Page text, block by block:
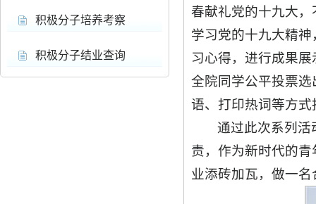
积极分子培养考察
积极分子结业查询
春献礼党的十九大
学习党的十九大精
习心得，进行成果
全院同学公平投票
语、打印热词等方
通过此次系列活
责，作为新时代的
业添砖加瓦，做一